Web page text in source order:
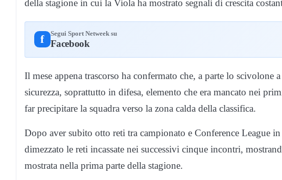
della stagione in cui la Viola ha mostrato segnali di crescita
f Segui Sport Netweek su
Facebook
Il mese appena trascorso ha confermato che, a parte lo
sicurezza, soprattutto in difesa, elemento che era mancato nei
far precipitare la squadra verso la zona calda della classifica.
Dopo aver subito otto reti tra campionato e Conference League
dimezzato le reti incassate nei successivi cinque incontri,
mostrata nella prima parte della stagione.